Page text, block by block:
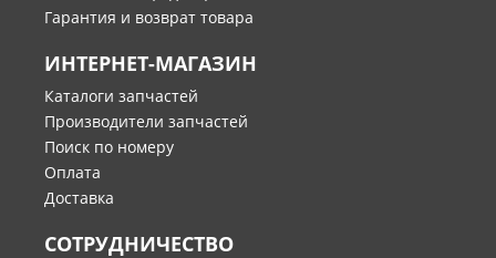
Гарантия и возврат товара
ИНТЕРНЕТ-МАГАЗИН
Каталоги запчастей
Производители запчастей
Поиск по номеру
Оплата
Доставка
СОТРУДНИЧЕСТВО